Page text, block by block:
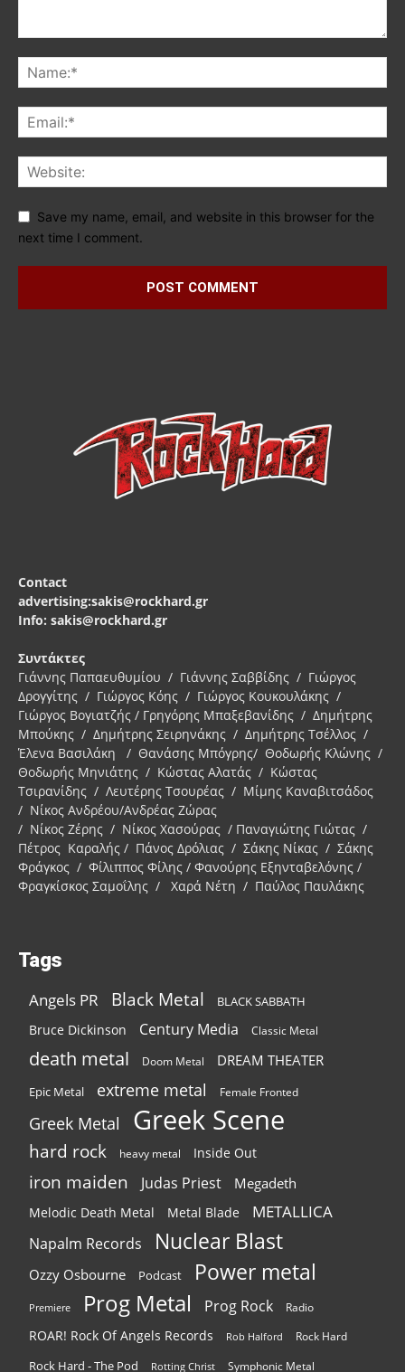
Save my name, email, and website in this browser for the
next time I comment.
Contact
advertising:sakis@rockhard.gr
Info: sakis@rockhard.gr
Συντάκτες
Γιάννης Παπαευθυμίου / Γιάννης Σαββίδης / Γιώργος
Δρογγίτης / Γιώργος Κόης / Γιώργος Κουκουλάκης /
Γιώργος Βογιατζής / Γρηγόρης Μπαξεβανίδης / Δημήτρης
Μπούκης / Δημήτρης Σειρηνάκης / Δημήτρης Τσέλλος /
Έλενα Βασιλάκη / Θανάσης Μπόγρης/ Θοδωρής Κλώνης /
Θοδωρής Μηνιάτης / Κώστας Αλατάς / Κώστας
Τσιρανίδης / Λευτέρης Τσουρέας / Μίμης Καναβιτσάδος
/ Νίκος Ανδρέου/Ανδρέας Ζώρας
/ Νίκος Ζέρης / Νίκος Χασούρας / Παναγιώτης Γιώτας /
Πέτρος Καραλής / Πάνος Δρόλιας / Σάκης Νίκας / Σάκης
Φράγκος / Φίλιππος Φίλης / Φανούρης Εξηνταβελόνης /
Φραγκίσκος Σαμοΐλης / Χαρά Νέτη / Παύλος Παυλάκης
Tags
Angels PR Black Metal BLACK SABBATH
Bruce Dickinson Century Media Classic Metal
death metal Doom Metal DREAM THEATER
Epic Metal extreme metal Female Fronted
Greek Metal Greek Scene
hard rock heavy metal Inside Out
iron maiden Judas Priest Megadeth
Melodic Death Metal Metal Blade METALLICA
Napalm Records Nuclear Blast
Ozzy Osbourne Podcast Power metal
Premiere Prog Metal Prog Rock Radio
ROAR! Rock Of Angels Records Rob Halford Rock Hard
Rock Hard - The Pod Rotting Christ Symphonic Metal